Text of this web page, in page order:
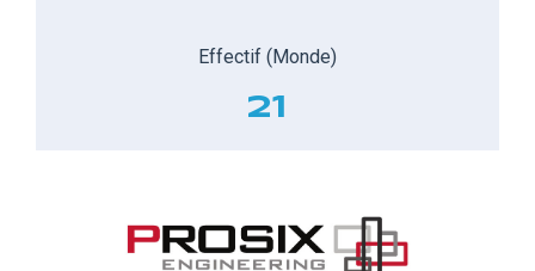
Effectif (Monde)
21